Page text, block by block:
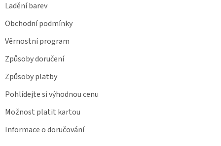
Ladění barev
Obchodní podmínky
Věrnostní program
Způsoby doručení
Způsoby platby
Pohlídejte si výhodnou cenu
Možnost platit kartou
Informace o doručování